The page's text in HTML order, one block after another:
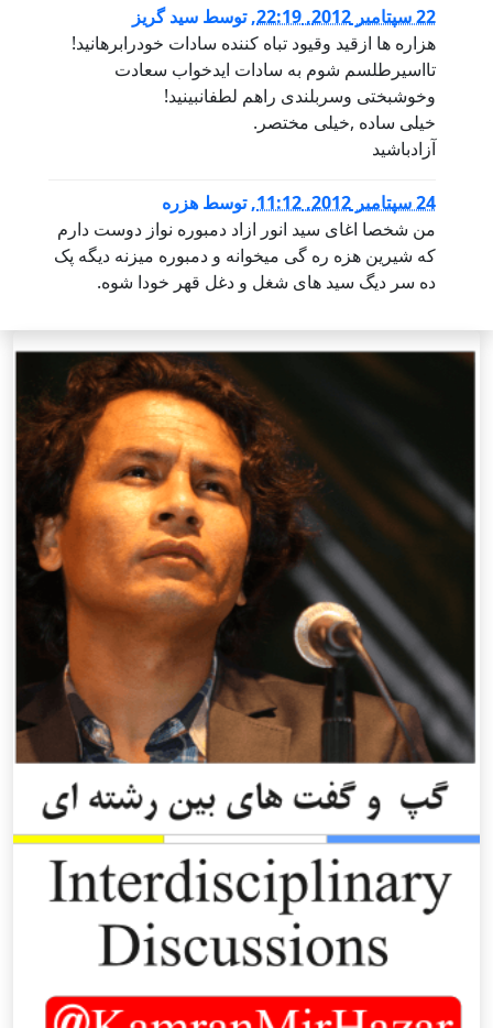
22 سپتامبر 2012, 22:19 ,توسط سید گریز
هزاره ها ازقید وقیود تباه کننده سادات خودرابرهانید!
تااسیرطلسم شوم به سادات ایدخواب سعادت
وخوشبختی وسربلندی راهم لطفانبینید!
خیلی ساده ,خیلی مختصر.
آزادباشید
24 سپتامبر 2012, 11:12 ,توسط هزره
من شخصا اغای سید انور ازاد دمبوره نواز دوست دارم
که شیرین هزه ره گی میخوانه و دمبوره میزنه دیگه پک
ده سر دیگ سید های شغل و دغل قهر خودا شوه.